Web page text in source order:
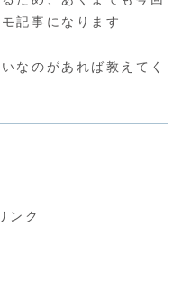
記事になります
なのがあれば教えてく
ンク